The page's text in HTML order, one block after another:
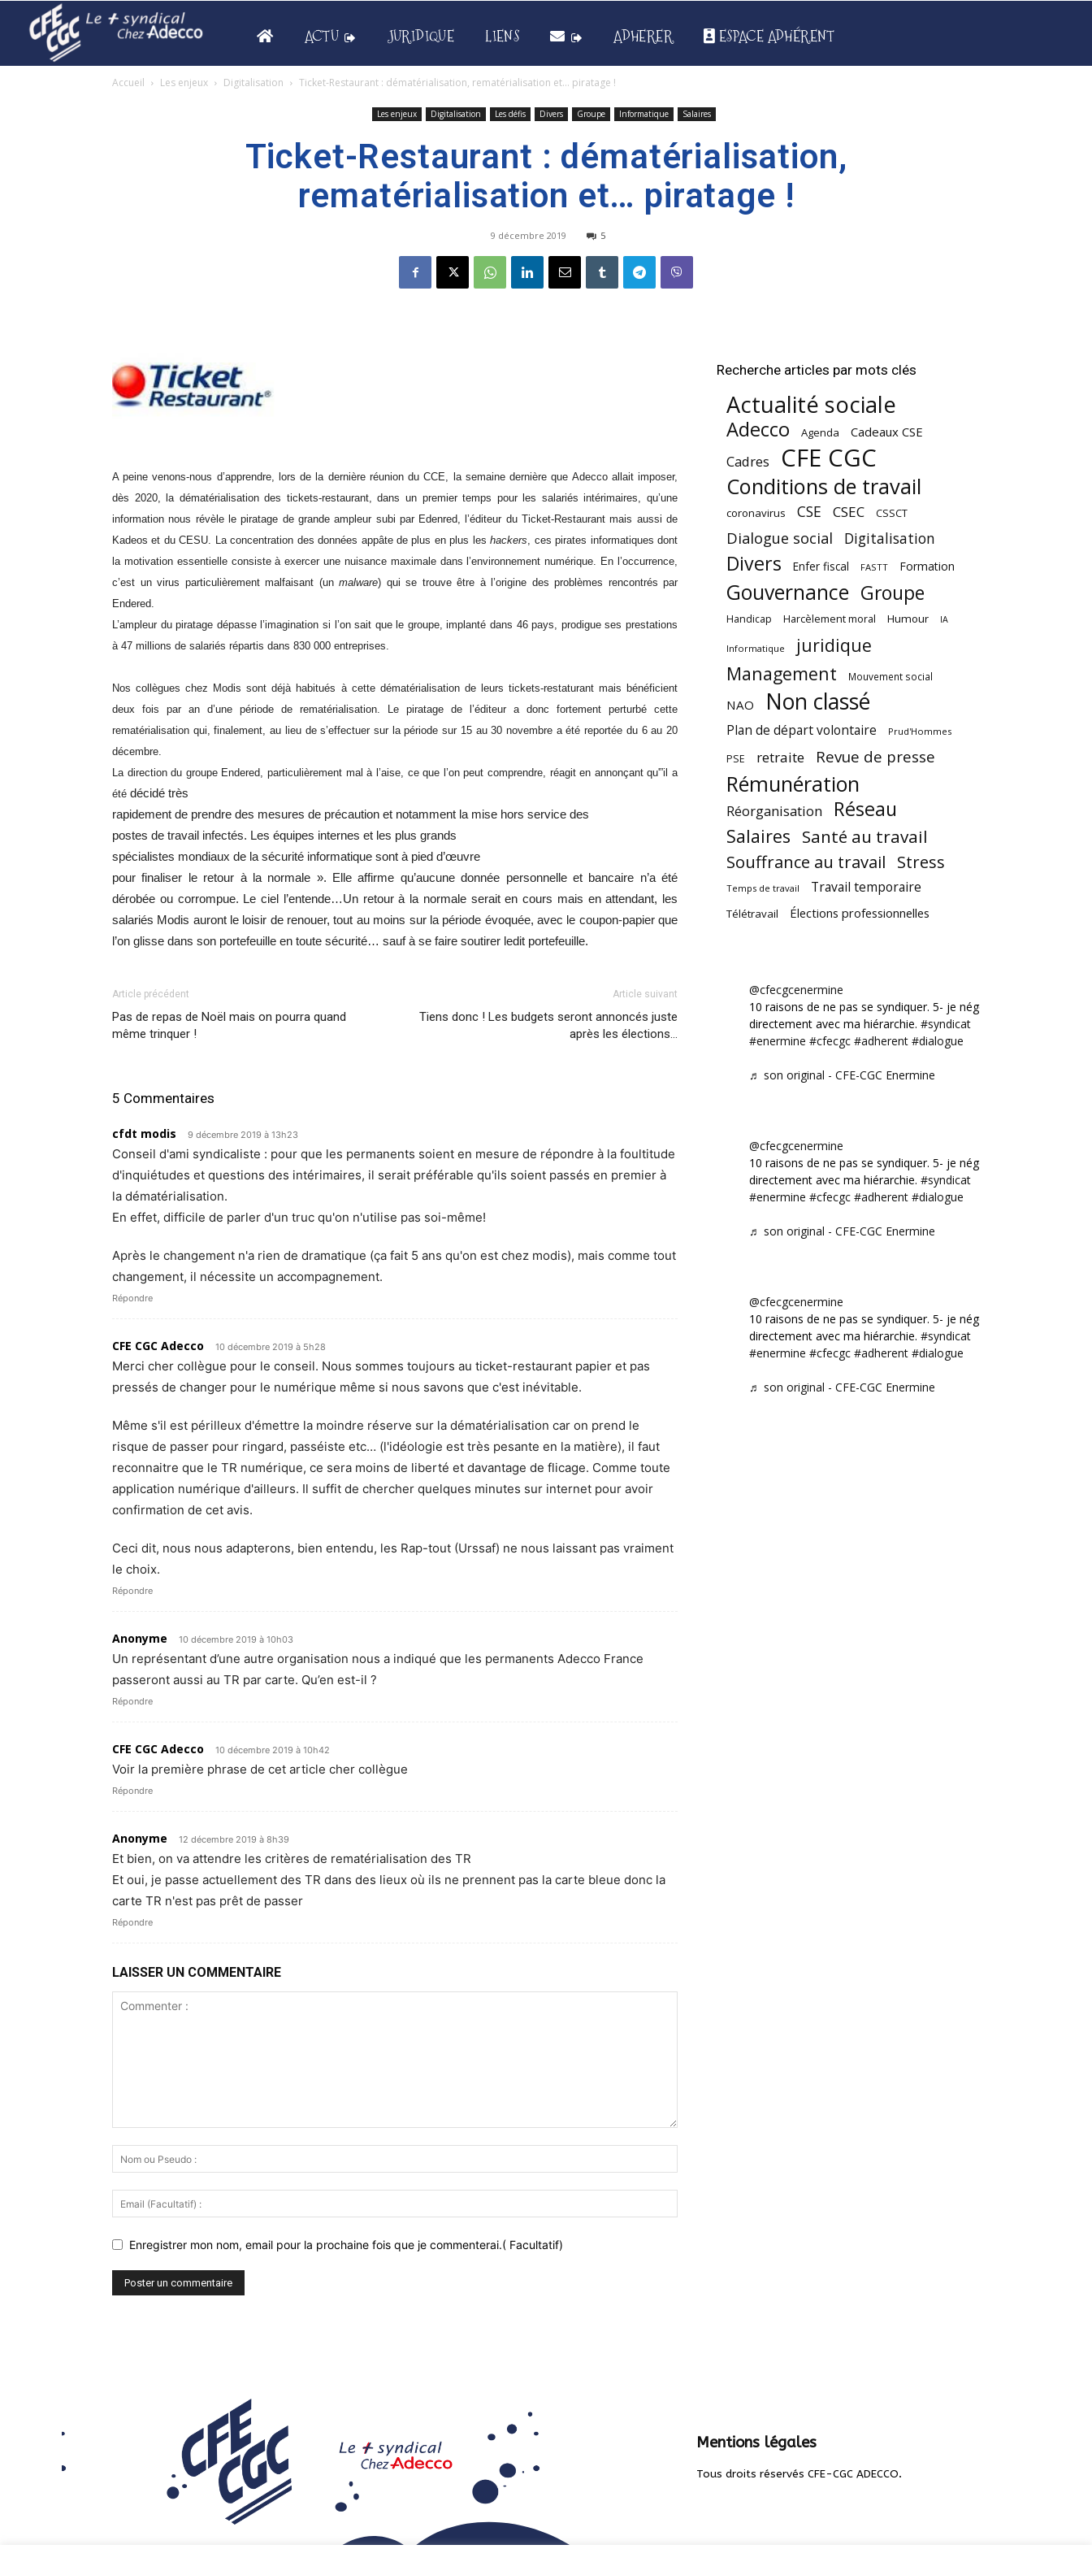
ACTU JURIDIQUE LIENS ADHERER ESPACE ADHÉRENT
Accueil Les enjeux Digitalisation Ticket-Restaurant : dématérialisation, rematérialisation et… piratage !
Les enjeux Digitalisation Les défis Divers Groupe Informatique Salaires
Ticket-Restaurant : dématérialisation,
rematérialisation et… piratage !
9 décembre 2019 5
A peine venons-nous d’apprendre, lors de la dernière réunion du CCE, la semaine dernière que Adecco allait imposer,
dès 2020, la dématérialisation des tickets-restaurant, dans un premier temps pour les salariés intérimaires, qu’une
information nous révèle le piratage de grande ampleur subi par Edenred, l’éditeur du Ticket-Restaurant mais aussi de
Kadeos et du CESU. La concentration des données appâte de plus en plus leshackers, ces pirates informatiques dont
la motivation essentielle consiste à exercer une nuisance maximale dans l’environnement numérique. En l’occurrence,
c’est un virus particulièrement malfaisant (un malware) qui se trouve être à l’origine des problèmes rencontrés par
Endered.
L’ampleur du piratage dépasse l’imagination si l’on sait que le groupe, implanté dans 46 pays, prodigue ses prestations
à 47 millions de salariés répartis dans 830 000 entreprises.
Nos collègues chez Modis sont déjà habitués à cette dématérialisation de leurs tickets-restaturant mais bénéficient
deux fois par an d’une période de rematérialisation. Le piratage de l’éditeur a donc fortement perturbé cette
rematérialisation qui, finalement, au lieu de s’effectuer sur la période sur 15 au 30 novembre a été reportée du 6 au 20
décembre.
La direction du groupe Endered, particulièrement mal à l’aise, ce que l’on peut comprendre, réagit en annonçant qu'”il a
été décidé très
rapidement de prendre des mesures de précaution et notamment la mise hors service des
postes de travail infectés. Les équipes internes et les plus grands
spécialistes mondiaux de la sécurité informatique sont à pied d’œuvre
pour finaliser le retour à la normale ». Elle affirme qu’aucune donnée personnelle et bancaire n’a été
dérobée ou corrompue. Le ciel l’entende…Un retour à la normale serait en cours mais en attendant, les
salariés Modis auront le loisir de renouer, tout au moins sur la période évoquée, avec le coupon-papier que
l’on glisse dans son portefeuille en toute sécurité… sauf à se faire soutirer ledit portefeuille.
Article précédent
Pas de repas de Noël mais on pourra quand
même trinquer !
Article suivant
Tiens donc ! Les budgets seront annoncés juste
après les élections…
5 Commentaires
cfdt modis 9 décembre 2019 à 13h23
Conseil d'ami syndicaliste : pour que les permanents soient en mesure de répondre à la foultitude
d'inquiétudes et questions des intérimaires, il serait préférable qu'ils soient passés en premier à
la dématérialisation.
En effet, difficile de parler d'un truc qu'on n'utilise pas soi-même!
Après le changement n'a rien de dramatique (ça fait 5 ans qu'on est chez modis), mais comme tout
changement, il nécessite un accompagnement.
Répondre
CFE CGC Adecco 10 décembre 2019 à 5h28
Merci cher collègue pour le conseil. Nous sommes toujours au ticket-restaurant papier et pas
pressés de changer pour le numérique même si nous savons que c'est inévitable.
Même s'il est périlleux d'émettre la moindre réserve sur la dématérialisation car on prend le
risque de passer pour ringard, passéiste etc… (l'idéologie est très pesante en la matière), il faut
reconnaitre que le TR numérique, ce sera moins de liberté et davantage de flicage. Comme toute
application numérique d'ailleurs. Il suffit de chercher quelques minutes sur internet pour avoir
confirmation de cet avis.
Ceci dit, nous nous adapterons, bien entendu, les Rap-tout (Urssaf) ne nous laissant pas vraiment
le choix.
Répondre
Anonyme 10 décembre 2019 à 10h03
Un représentant d’une autre organisation nous a indiqué que les permanents Adecco France
passeront aussi au TR par carte. Qu’en est-il ?
Répondre
CFE CGC Adecco 10 décembre 2019 à 10h42
Voir la première phrase de cet article cher collègue
Répondre
Anonyme 12 décembre 2019 à 8h39
Et bien, on va attendre les critères de rematérialisation des TR
Et oui, je passe actuellement des TR dans des lieux où ils ne prennent pas la carte bleue donc la
carte TR n'est pas prêt de passer
Répondre
LAISSER UN COMMENTAIRE
Enregistrer mon nom, email pour la prochaine fois que je commenterai.( Facultatif)
Recherche articles par mots clés
Actualité sociale
Adecco Agenda Cadeaux CSE
Cadres CFE CGC
Conditions de travail
coronavirus CSE CSEC CSSCT
Dialogue social Digitalisation
Divers Enfer fiscal FASTT Formation
Gouvernance Groupe
Handicap Harcèlement moral Humour IA
Informatique
juridique
Management
Mouvement social
NAO Non classé
Plan de départ volontaire Prud'Hommes
PSE retraite Revue de presse
Rémunération
Réorganisation Réseau
Salaires Santé au travail
Souffrance au travail Stress
Temps de travail Travail temporaire
Télétravail Élections professionnelles
@cfecgcenermine
10 raisons de ne pas se syndiquer. 5- je négocie
directement avec ma hiérarchie. #syndicat
#enermine #cfecgc #adherent #dialogue
♬ son original - CFE-CGC Enermine
@cfecgcenermine
10 raisons de ne pas se syndiquer. 5- je négocie
directement avec ma hiérarchie. #syndicat
#enermine #cfecgc #adherent #dialogue
♬ son original - CFE-CGC Enermine
@cfecgcenermine
10 raisons de ne pas se syndiquer. 5- je négocie
directement avec ma hiérarchie. #syndicat
#enermine #cfecgc #adherent #dialogue
♬ son original - CFE-CGC Enermine
Mentions légales
Tous droits réservés CFE-CGC ADECCO.